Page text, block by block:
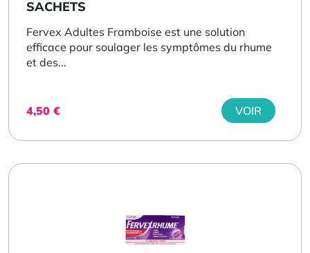
SACHETS
Fervex Adultes Framboise est une solution
efficace pour soulager les symptômes du rhume
et des...
4,50 € VOIR